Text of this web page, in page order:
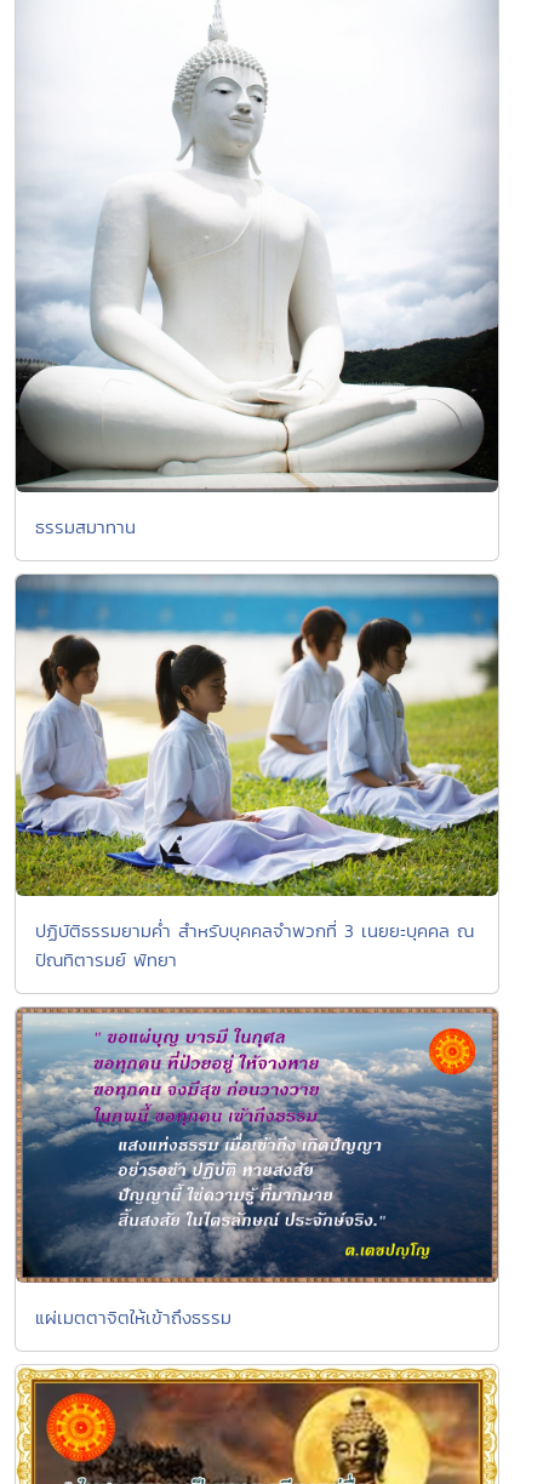
ธรรมสมาทาน
ปฏิบัติธรรมยามค่ำ สำหรับบุคคลจำพวกที่ 3 เนยยะบุคคล ณ
ปัณทิตารมย์ พัทยา
แผ่เมตตาจิตให้เข้าถึงธรรม